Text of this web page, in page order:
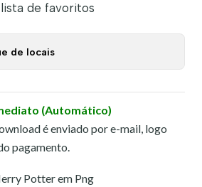
de favoritos
de locais
(Automático)
é enviado por e-mail, logo
pagamento.
Potter em Png